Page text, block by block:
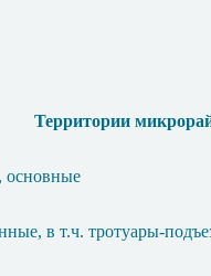
Территории
основные
в т.ч. тротуары-